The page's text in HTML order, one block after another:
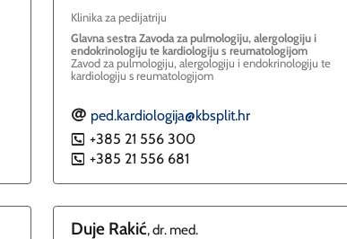
Klinika za pedijatriju
Glavna sestra Zavoda za pulmologiju, alergologiju i
endokrinologiju te kardiologiju s reumatologijom
Zavod za pulmologiju, alergologiju i endokrinologiju te
kardiologiju s reumatologijom
E ped.kardiologija@kbsplit.hr
P +385 21 556 300
P +385 21 556 681
Duje Rakić, dr. med.